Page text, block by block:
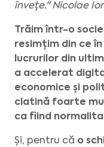
învețe." Nicolae
Trăim într-o
resimțim din ce
lucrurilor din
a accelerat
economice și
clatină foarte
ca fiind
Și, pentru că o